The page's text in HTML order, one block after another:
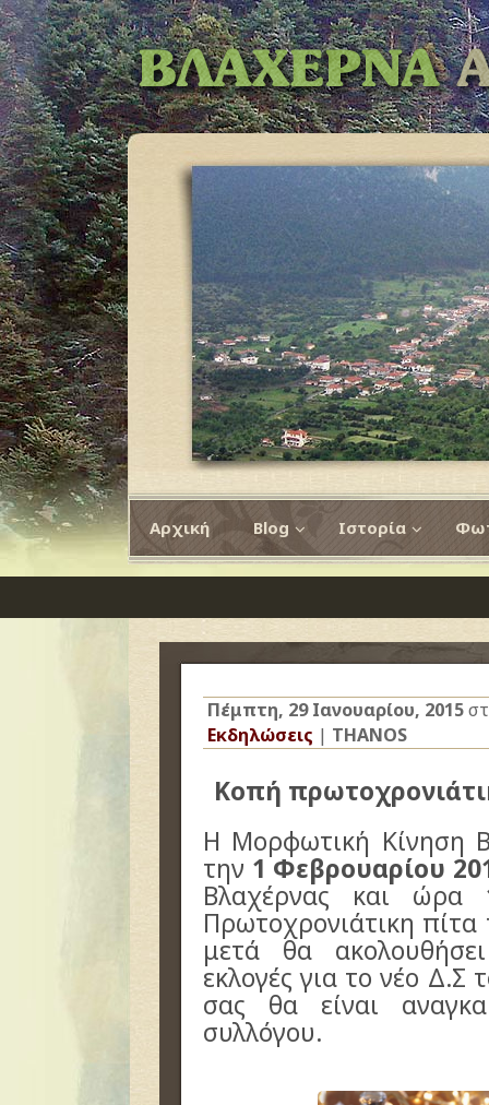
Αρχική Blog Ιστορία
Πέμπτη, 29 Ιανουαρίου, 2015
Εκδηλώσεις | THANOS
Κοπή
Η Μορφωτική Κίνηση
την 1 Φεβρουαρίου
Βλαχέρνας και ώρα
Πρωτοχρονιάτικη
μετά θα
εκλογές για το νέο
σας θα είναι
συλλόγου.